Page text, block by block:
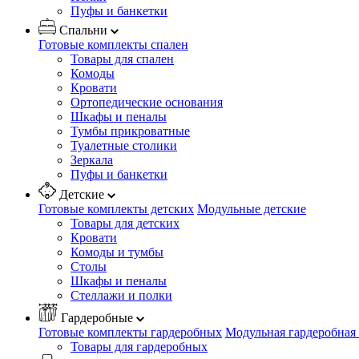
Пуфы и банкетки
Спальни
Готовые комплекты спален
Товары для спален
Комоды
Кровати
Ортопедические основания
Шкафы и пеналы
Тумбы прикроватные
Туалетные столики
Зеркала
Пуфы и банкетки
Детские
Готовые комплекты детских Модульные детские
Товары для детских
Кровати
Комоды и тумбы
Столы
Шкафы и пеналы
Стеллажи и полки
Гардеробные
Готовые комплекты гардеробных Модульная
Товары для гардеробных